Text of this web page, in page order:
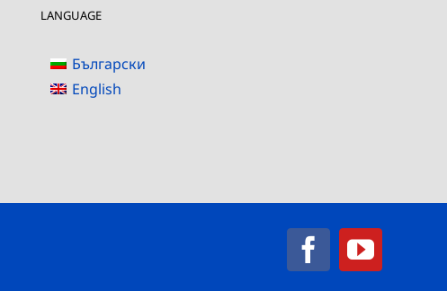
LANGUAGE
Български
English
Facebook